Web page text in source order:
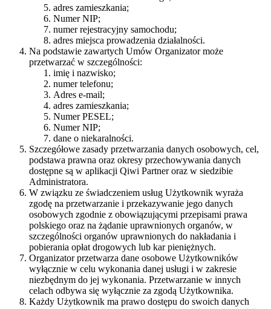
adres zamieszkania;
Numer NIP;
numer rejestracyjny samochodu;
adres miejsca prowadzenia działalności.
Na podstawie zawartych Umów Organizator może
przetwarzać w szczególności:
imię i nazwisko;
numer telefonu;
Adres e-mail;
adres zamieszkania;
Numer PESEL;
Numer NIP;
dane o niekaralności.
Szczegółowe zasady przetwarzania danych osobowych, cel,
podstawa prawna oraz okresy przechowywania danych
dostępne są w aplikacji Qiwi Partner oraz w siedzibie
Administratora.
W związku ze świadczeniem usług Użytkownik wyraża
zgodę na przetwarzanie i przekazywanie jego danych
osobowych zgodnie z obowiązującymi przepisami prawa
polskiego oraz na żądanie uprawnionych organów, w
szczególności organów uprawnionych do nakładania i
pobierania opłat drogowych lub kar pieniężnych.
Organizator przetwarza dane osobowe Użytkowników
wyłącznie w celu wykonania danej usługi i w zakresie
niezbędnym do jej wykonania. Przetwarzanie w innych
celach odbywa się wyłącznie za zgodą Użytkownika.
Każdy Użytkownik ma prawo dostępu do swoich danych